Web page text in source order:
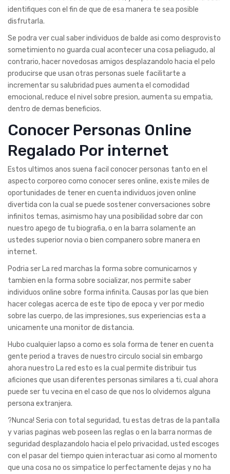
identifiques con el fin de que de esa manera te sea posible
disfrutarla.
Se podra ver cual saber individuos de balde asi­ como desprovisto
sometimiento no guarda cual acontecer una cosa peliagudo, al
contrario, hacer novedosas amigos desplazandolo hacia el pelo
producirse que usan otras personas suele facilitarte a
incrementar su salubridad pues aumenta el comodidad
emocional, reduce el nivel sobre presion, aumenta su empatia,
dentro de demas beneficios.
Conocer Personas Online
Regalado Por internet
Estos ultimos anos suena facil conocer personas tanto en el
aspecto corporeo como conocer seres online, existe miles de
oportunidades de tener en cuenta individuos joven online
divertida con la cual se puede sostener conversaciones sobre
infinitos temas, asimismo hay una posibilidad sobre dar con
nuestro apego de tu biografia, o en la barra solamente an
ustedes superior novia o bien companero sobre manera en
internet.
Podri­a ser La red marchas la forma sobre comunicarnos y
tambien en la forma sobre socializar, nos permite saber
individuos online sobre forma infinita. Causas por las que bien
hacer colegas acerca de este tipo de epoca y ver por medio
sobre las cuerpo, de las impresiones, sus experiencias esta a
unicamente una monitor de distancia.
Hubo cualquier lapso a como es sola forma de tener en cuenta
gente period a traves de nuestro circulo social sin embargo
ahora nuestro La red esto es la cual permite distribuir tus
aficiones que usan diferentes personas similares a ti, cual ahora
puede ser tu vecina en el caso de que nos lo olvidemos alguna
persona extranjera.
?Nunca! Seri­a con total seguridad, tu estas detras de la pantalla
y varias paginas web poseen las reglas o en la barra normas de
seguridad desplazandolo hacia el pelo privacidad, usted escoges
con el pasar del tiempo quien interactuar asi­ como al momento
que una cosa no os simpatice lo perfectamente dejas y no ha